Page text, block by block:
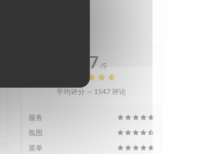
4.7 /5
平均评分 — 1547 评论
服务
氛围
菜单